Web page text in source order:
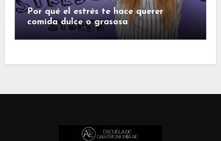
Por qué el estrés te hace querer
comida dulce o grasosa